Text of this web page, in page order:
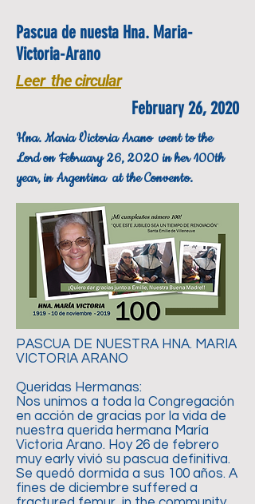
Pascua de nuesta Hna. Maria-
Victoria-Arano
Leer the circular
February 26, 2020
Hna. Maria Victoria Arano went to the
Lord on February 26, 2020 in her 100th
year, in Argentina at the Convento.
PASCUA DE NUESTRA HNA. MARIA
VICTORIA ARANO
Queridas Hermanas:
Nos unimos a toda la Congregación
en acción de gracias por la vida de
nuestra querida hermana María
Victoria Arano. Hoy 26 de febrero
muy early vivió su pascua definitiva.
Se quedó dormida a sus 100 años. A
fines de diciembre suffered a